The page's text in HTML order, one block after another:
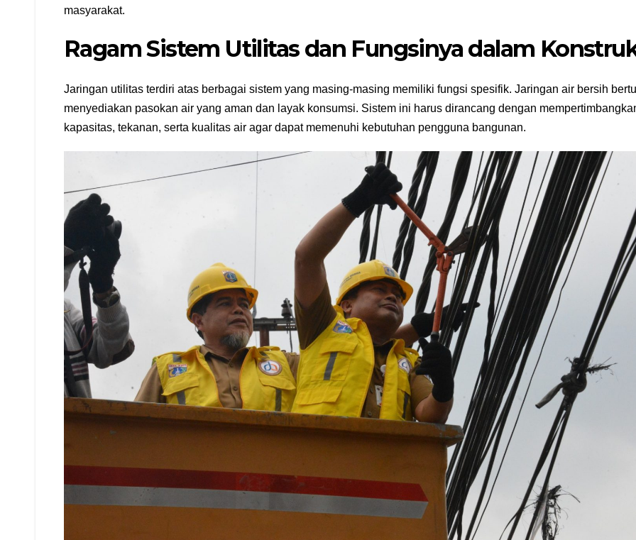
masyarakat.
Ragam Sistem Utilitas dan Fungsinya dalam
Jaringan utilitas terdiri atas berbagai sistem yang masing-masing memiliki fungsi spesifik. Jaringan air bersih
menyediakan pasokan air yang aman dan layak konsumsi. Sistem ini harus dirancang dengan
kapasitas, tekanan, serta kualitas air agar dapat memenuhi kebutuhan pengguna bangunan.